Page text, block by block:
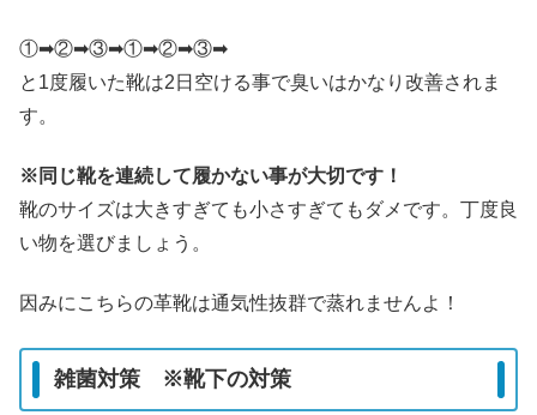
①➡②➡③➡①➡②➡③➡
と1度履いた靴は2日空ける事で臭いはかなり改善されま
す。
※同じ靴を連続して履かない事が大切です！
靴のサイズは大きすぎても小さすぎてもダメです。丁度良
い物を選びましょう。
因みにこちらの革靴は通気性抜群で蒸れませんよ！
雑菌対策 ※靴下の対策